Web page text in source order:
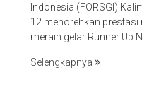
Indonesia (FORSGI)
12 menorehkan
meraih gelar Runner Up
Selengkapnya